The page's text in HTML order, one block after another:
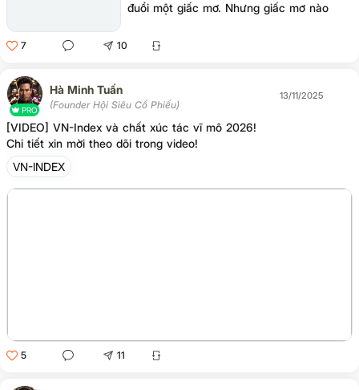
đuổi một giấc mơ. Nhưng giấc mơ nào
7 10
PRO
Hà Minh Tuấn
(Founder Hội Siêu Cổ Phiếu)
13/11/2025
[VIDEO] VN-Index và chất xúc tác vĩ mô 2026!
Chi tiết xin mời theo dõi trong video!
VN-INDEX
5 11